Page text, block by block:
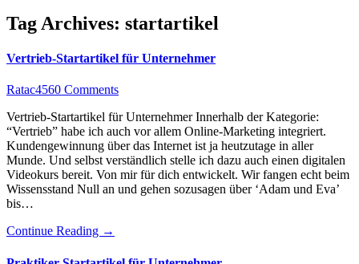
Tag Archives: startartikel
Vertrieb-Startartikel für Unternehmer
Ratac4560 Comments
Vertrieb-Startartikel für Unternehmer Innerhalb der Kategorie:
“Vertrieb” habe ich auch vor allem Online-Marketing integriert.
Kundengewinnung über das Internet ist ja heutzutage in aller
Munde. Und selbst verständlich stelle ich dazu auch einen digitalen
Videokurs bereit. Von mir für dich entwickelt. Wir fangen echt beim
Wissensstand Null an und gehen sozusagen über ‘Adam und Eva’
bis…
Continue Reading →